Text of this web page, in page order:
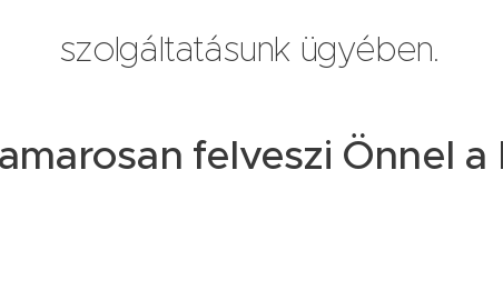
szolgáltatásunk ügyében.
felveszi Önnel